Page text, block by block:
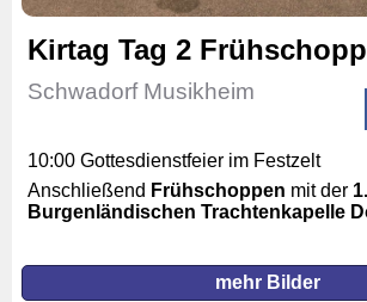
Kirtag Tag 2
Schwadorf Musikheim
10:00 Gottesdienstfeier im Festzelt
Anschließend Frühschoppen mit der 1.
Burgenländischen Trachtenkapelle
mehr Bilder